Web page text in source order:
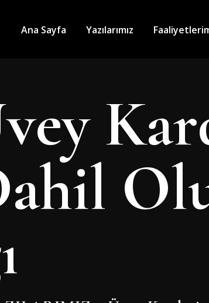
Ana Sayfa Yazılarımız